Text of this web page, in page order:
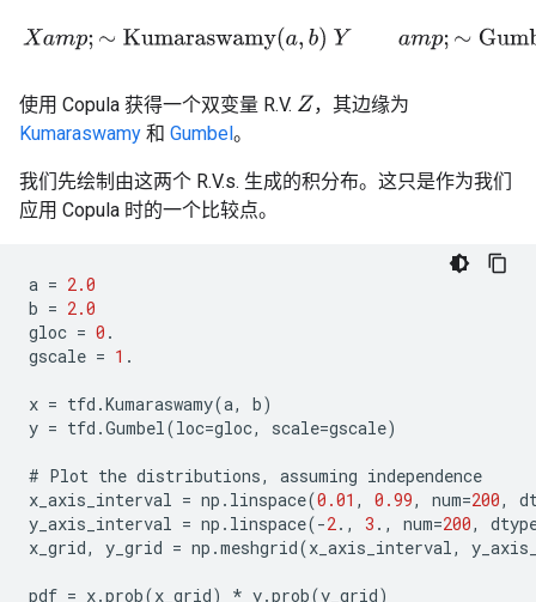
Xamp;∼Kumaraswamy(a b) Y ;∼Gumbel(μ,β)
使用 Copula 获得一个双变量 R.V. Z ，其边缘为
Kumaraswamy 和 Gumbel 。
我们先绘制由这两个 R.V.s. 生成的积分布。这只是作为我们
应用 Copula 时的一个比较点。
a = 2.0
b = 2.0
gloc = 0 .
gscale = 1 .
x = tfd .Kumaraswamy(a, b)
y = tfd .Gumbel(loc=gloc, scale=gscale)
# Plot the distributions, assuming independence
x_axis_interval = np . linspace(0.01 , 0.99, num=200,
y_axis_interval = np . linspace(-2., 3 ., num=200,
x_grid, y_grid = np .meshgrid(x_axis_interval,
pdf = x.prob(x_grid) * y.prob(y_grid)